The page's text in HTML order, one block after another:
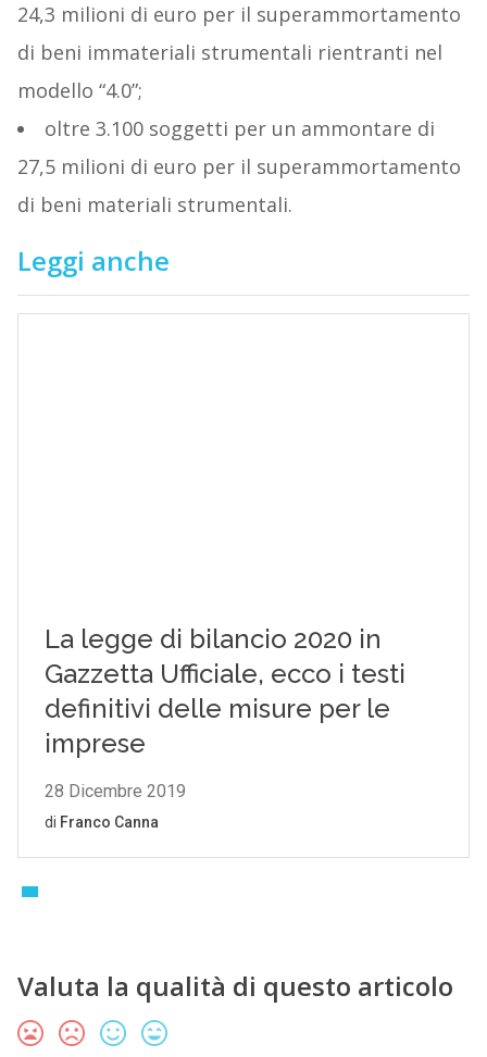
24,3 milioni di euro per il superammortamento
di beni immateriali strumentali rientranti nel
modello “4.0”;
oltre 3.100 soggetti per un ammontare di
27,5 milioni di euro per il superammortamento
di beni materiali strumentali.
Leggi anche
Valuta la qualità di questo articolo